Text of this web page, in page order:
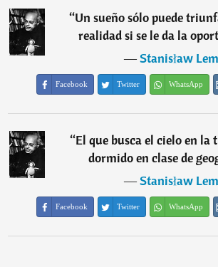
“Un sueño sólo puede
realidad si se le da la
―Stanisław Lem
Facebook Twitter WhatsApp
“El que busca el cielo en la
dormido en clase de
―Stanisław Lem
Facebook Twitter WhatsApp